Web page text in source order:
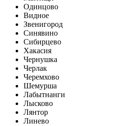
Одинцово
Видное
Звенигород
Синявино
Сибирцево
Хакасия
Чернушка
Черлак
Черемхово
Шемурша
Лабытнанги
Лысково
Лянтор
Линево